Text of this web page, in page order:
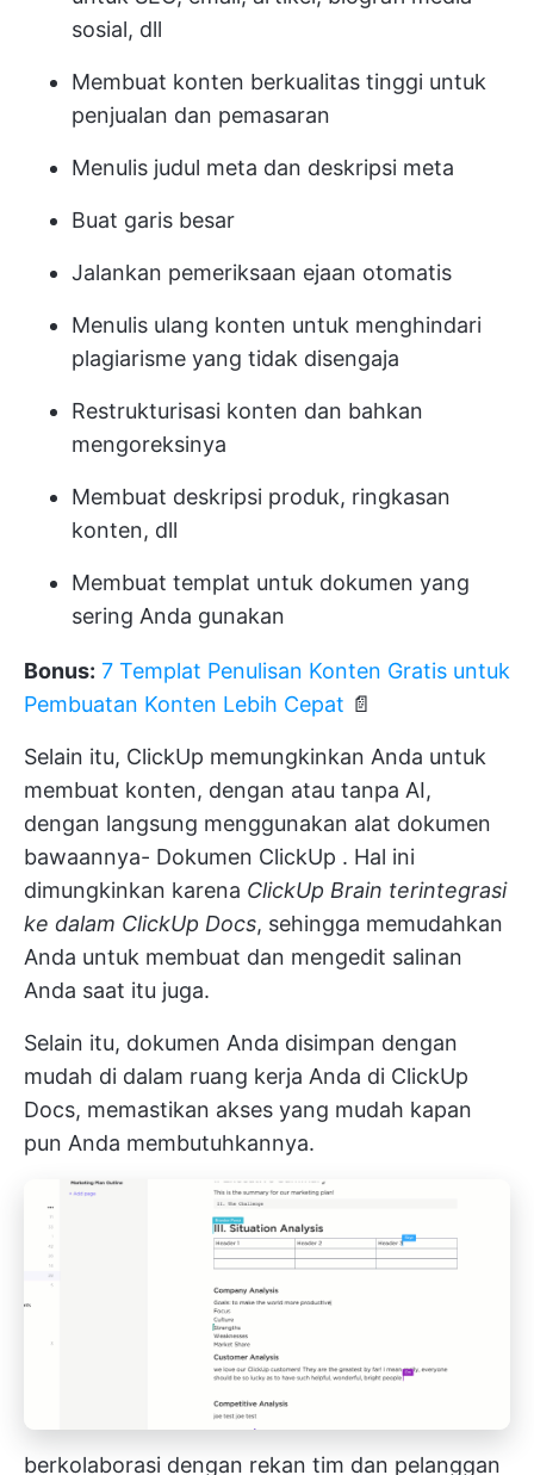
sosial, dll
Membuat konten berkualitas tinggi untuk
penjualan dan pemasaran
Menulis judul meta dan deskripsi meta
Buat garis besar
Jalankan pemeriksaan ejaan otomatis
Menulis ulang konten untuk menghindari
plagiarisme yang tidak disengaja
Restrukturisasi konten dan bahkan
mengoreksinya
Membuat deskripsi produk, ringkasan
konten, dll
Membuat templat untuk dokumen yang
sering Anda gunakan
Bonus: 7 Templat Penulisan Konten Gratis untuk
Pembuatan Konten Lebih Cepat 📄
Selain itu, ClickUp memungkinkan Anda untuk
membuat konten, dengan atau tanpa AI,
dengan langsung menggunakan alat dokumen
bawaannya- Dokumen ClickUp . Hal ini
dimungkinkan karena ClickUp Brain terintegrasi
ke dalam ClickUp Docs, sehingga memudahkan
Anda untuk membuat dan mengedit salinan
Anda saat itu juga.
Selain itu, dokumen Anda disimpan dengan
mudah di dalam ruang kerja Anda di ClickUp
Docs, memastikan akses yang mudah kapan
pun Anda membutuhkannya.
berkolaborasi dengan rekan tim dan pelanggan